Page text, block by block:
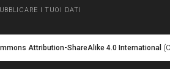
I TUOI DATI
Attribution-ShareAlike 4.0 International